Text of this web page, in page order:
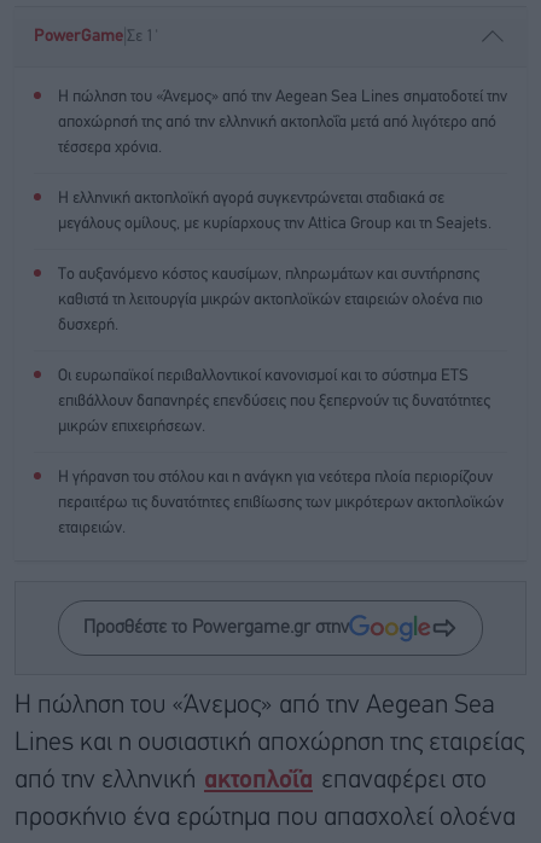
PowerGame Σε 1'
Η πώληση του «Άνεμος» από την Aegean Sea Lines σηματοδοτεί την
αποχώρησή της από την ελληνική ακτοπλοΐα μετά από λιγότερο από
τέσσερα χρόνια.
Η ελληνική ακτοπλοϊκή αγορά συγκεντρώνεται σταδιακά σε
μεγάλους ομίλους, με κυρίαρχους την Attica Group και τη Seajets.
Το αυξανόμενο κόστος καυσίμων, πληρωμάτων και συντήρησης
καθιστά τη λειτουργία μικρών ακτοπλοϊκών εταιρειών ολοένα πιο
δυσχερή.
Οι ευρωπαϊκοί περιβαλλοντικοί κανονισμοί και το σύστημα ETS
επιβάλλουν δαπανηρές επενδύσεις που ξεπερνούν τις δυνατότητες
μικρών επιχειρήσεων.
Η γήρανση του στόλου και η ανάγκη για νεότερα πλοία περιορίζουν
περαιτέρω τις δυνατότητες επιβίωσης των μικρότερων ακτοπλοϊκών
εταιρειών.
Προσθέστε το Powergame.gr στην
Η πώληση του «Άνεμος» από την Aegean Sea
Lines και η ουσιαστική αποχώρηση της εταιρείας
από την ελληνική ακτοπλοΐα επαναφέρει στο
προσκήνιο ένα ερώτημα που απασχολεί ολοένα